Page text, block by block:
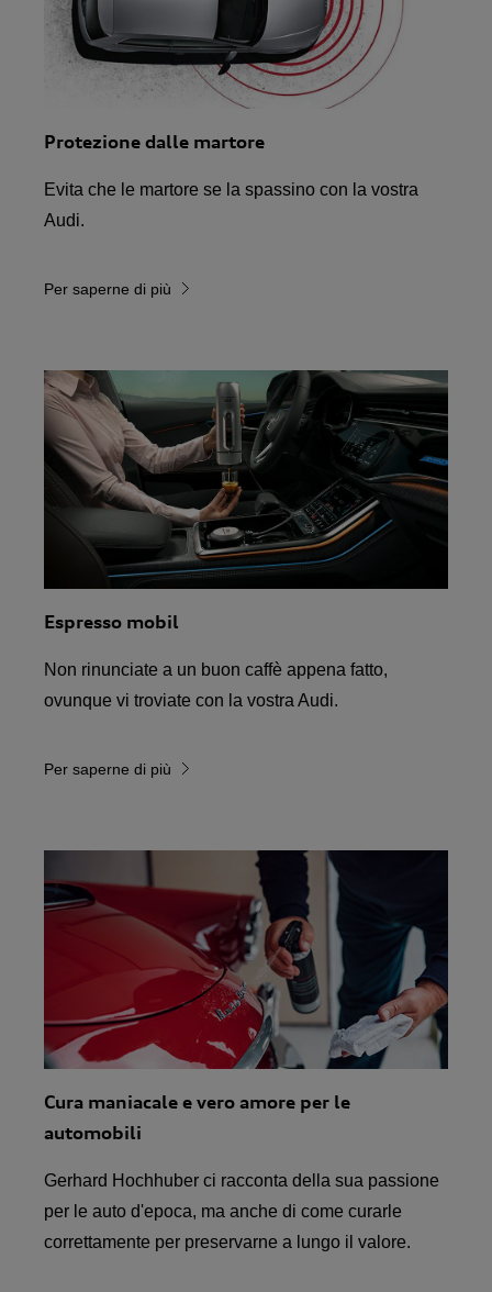
Protezione dalle martore
Evita che le martore se la spassino con la vostra
Audi.
Per saperne di più
Espresso mobil
Non rinunciate a un buon caffè appena fatto,
ovunque vi troviate con la vostra Audi.
Per saperne di più
Cura maniacale e vero amore per le
automobili
Gerhard Hochhuber ci racconta della sua passione
per le auto d'epoca, ma anche di come curarle
correttamente per preservarne a lungo il valore.